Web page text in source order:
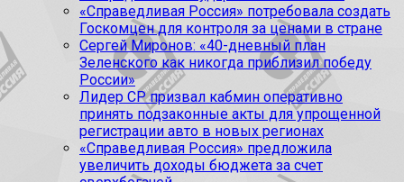
«Справедливая Россия» потребовала создать
Госкомцен для контроля за ценами в стране
Сергей Миронов: «40-дневный план
Зеленского как никогда приблизил победу
России»
Лидер СР призвал кабмин оперативно
принять подзаконные акты для упрощенной
регистрации авто в новых регионах
«Справедливая Россия» предложила
увеличить доходы бюджета за счет